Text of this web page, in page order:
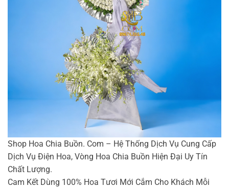
Shop Hoa Chia Buồn. Com – Hệ Thống Dịch Vụ Cung Cấp
Dịch Vụ Điện Hoa, Vòng Hoa Chia Buồn Hiện Đại Uy Tín
Chất Lượng.
Cam Kết Dùng 100% Hoa Tươi Mới Cắm Cho Khách Mỗi